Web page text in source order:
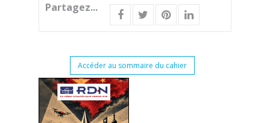
Partagez...
Accéder au sommaire du cahier